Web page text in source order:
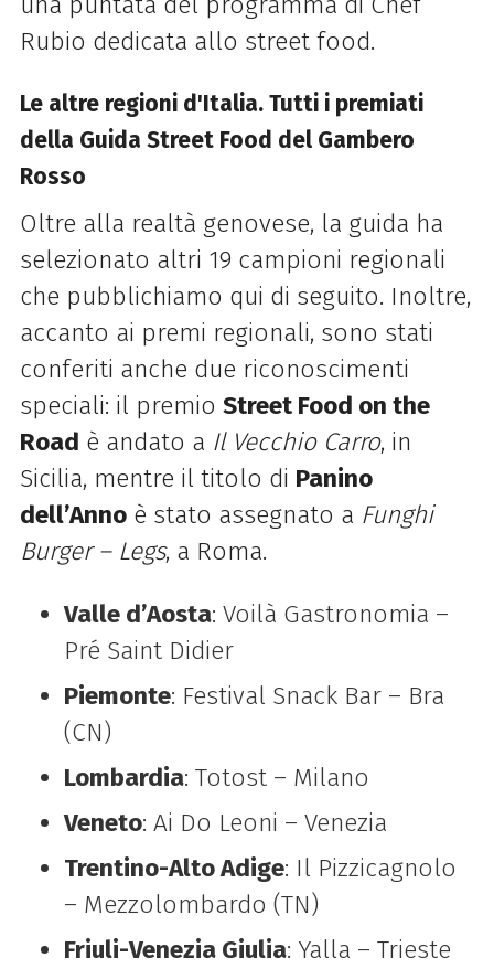
Rubio dedicata allo street food.
Le altre regioni d'Italia. Tutti i premiati
della Guida Street Food del Gambero
Rosso
Oltre alla realtà genovese, la guida ha
selezionato altri 19 campioni regionali
che pubblichiamo qui di seguito. Inoltre,
accanto ai premi regionali, sono stati
conferiti anche due riconoscimenti
speciali: il premio Street Food on the
Road è andato a Il Vecchio Carro, in
Sicilia, mentre il titolo di Panino
dell’Annoè stato assegnato a Funghi
Burger – Legs, a Roma.
Valle d’Aosta: Voilà Gastronomia –
Pré Saint Didier
Piemonte: Festival Snack Bar – Bra
(CN)
Lombardia: Totost – Milano
Veneto: Ai Do Leoni – Venezia
Trentino-Alto Adige: Il Pizzicagnolo
– Mezzolombardo (TN)
Friuli-Venezia Giulia: Yalla – Trieste